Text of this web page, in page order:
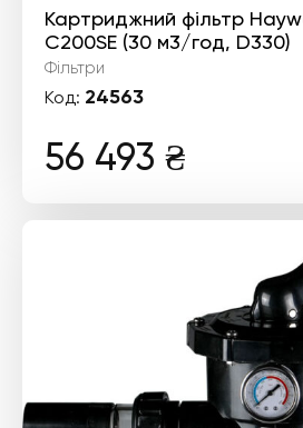
Картриджний фільтр
C200SE (30 м3/год, D330)
Фільтри
Код: 24563
56 493 ₴